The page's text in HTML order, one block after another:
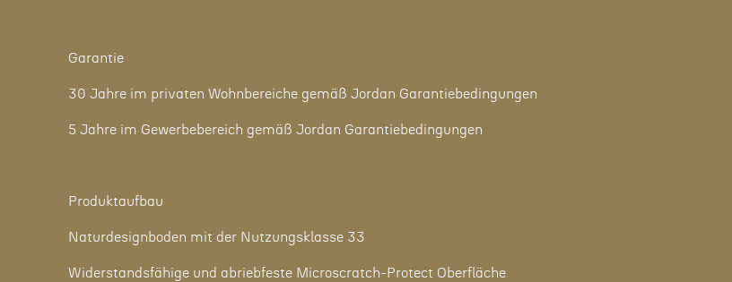
Garantie
30 Jahre im privaten Wohnbereiche gemäß Jordan Garantiebedingungen
5 Jahre im Gewerbebereich gemäß Jordan Garantiebedingungen
Produktaufbau
Naturdesignboden mit der Nutzungsklasse 33
Widerstandsfähige und abriebfeste Microscratch-Protect Oberfläche